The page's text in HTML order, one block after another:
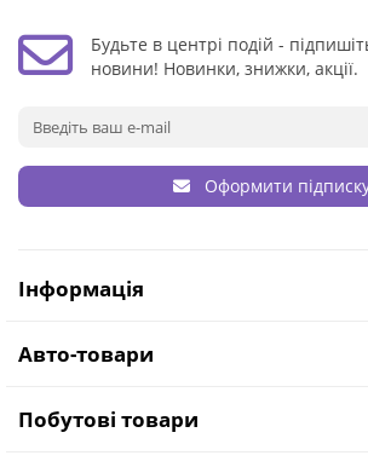
Будьте в центрі подій -
новини! Новинки, знижки, акції.
Оформити
Інформація
Авто-товари
Побутові товари